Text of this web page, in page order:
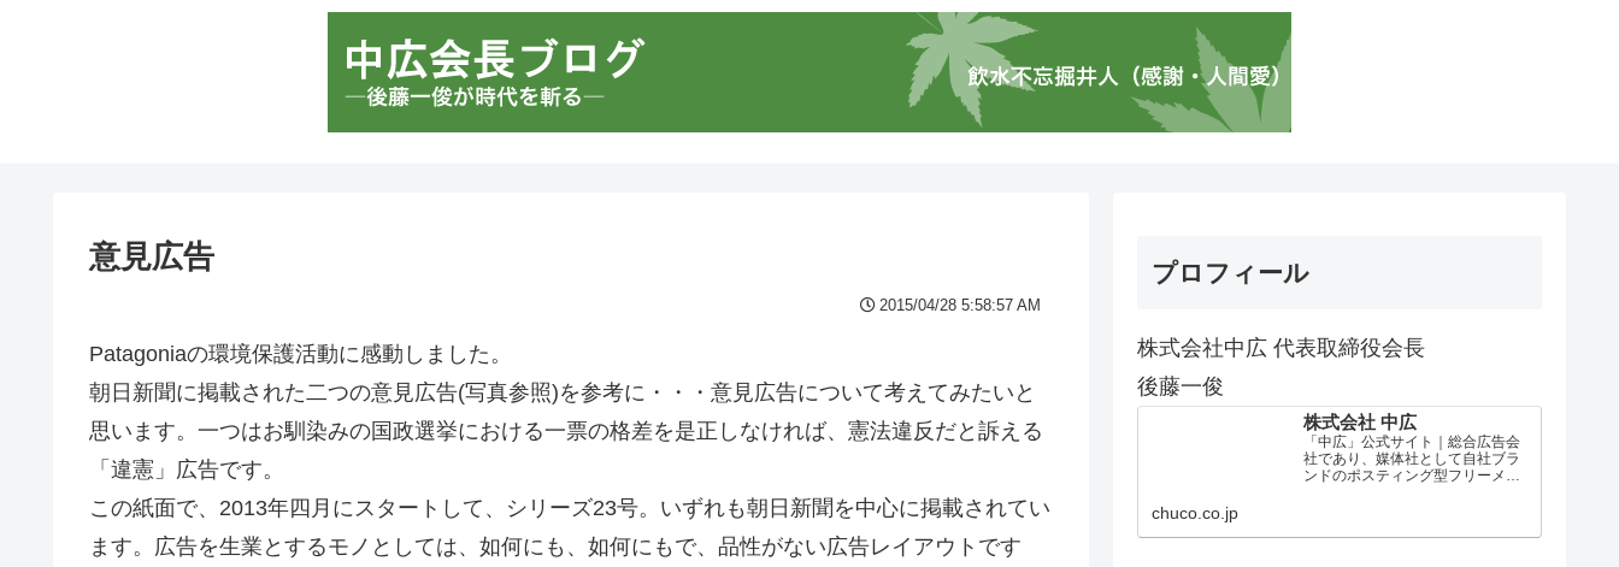
意見広告
2015/04/28 5:58:57 AM
Patagoniaの環境保護活動に感動しました。
朝日新聞に掲載された二つの意見広告(写真参照)を参考に・・・意見広告について考えてみたいと
思います。一つはお馴染みの国政選挙における一票の格差を是正しなければ、憲法違反だと訴える
「違憲」広告です。
この紙面で、2013年四月にスタートして、シリーズ23号。いずれも朝日新聞を中心に掲載されてい
ます。広告を生業とするモノとしては、如何にも、如何にもで、品性がない広告レイアウトです
プロフィール
株式会社中広 代表取締役会長
後藤一俊
株式会社 中広
「中広」公式サイト｜総合広告会
社であり、媒体社として自社ブラ
ンドのポスティング型フリーメデ
chuco.co.jp